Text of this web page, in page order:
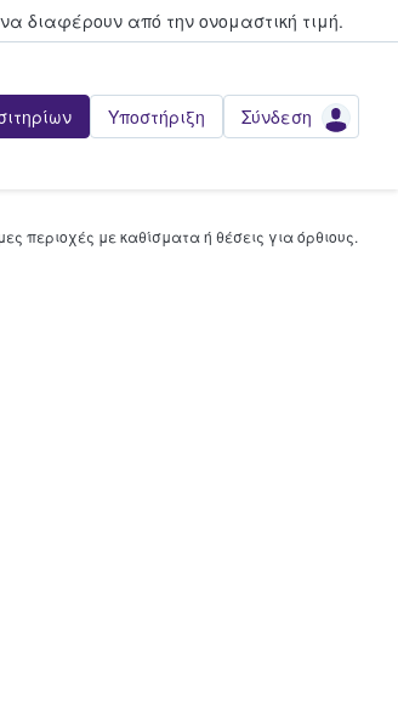
διαφέρουν από την oνομαστική τιμή.
Υποστήριξη Σύνδεση
περιοχές με καθίσματα ή θέσεις για όρθιους.